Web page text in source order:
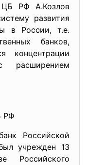
ЦБ РФ А.Козлов
развития
в России, т.е.
банков,
концентрации
расширением
РФ
учрежден 13